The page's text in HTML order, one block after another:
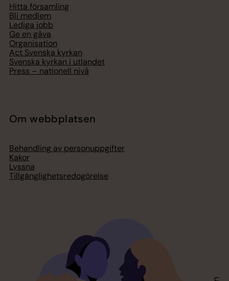
Hitta församling
Bli medlem
Lediga jobb
Ge en gåva
Organisation
Act Svenska kyrkan
Svenska kyrkan i utlandet
Press – nationell nivå
Om webbplatsen
Behandling av personuppgifter
Kakor
Lyssna
Tillgänglighetsredogörelse